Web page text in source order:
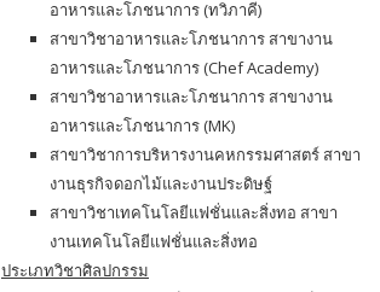
อาหารและโภชนาการ (ทวิภาคี)
สาขาวิชาอาหารและโภชนาการ สาขางาน
อาหารและโภชนาการ (Chef Academy)
สาขาวิชาอาหารและโภชนาการ สาขางาน
อาหารและโภชนาการ (MK)
สาขาวิชาการบริหารงานคหกรรมศาสตร์ สาขา
งานธุรกิจดอกไม้และงานประดิษฐ์
สาขาวิชาเทคโนโลยีแฟชั่นและสิ่งทอ สาขา
งานเทคโนโลยีแฟชั่นและสิ่งทอ
ประเภทวิชาศิลปกรรม